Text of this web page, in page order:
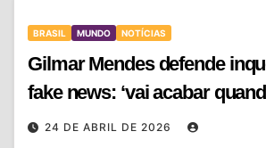
BRASIL MUNDO NOTÍCIAS
Gilmar Mendes defende
fake news: ‘vai acabar
24 DE ABRIL DE 2026